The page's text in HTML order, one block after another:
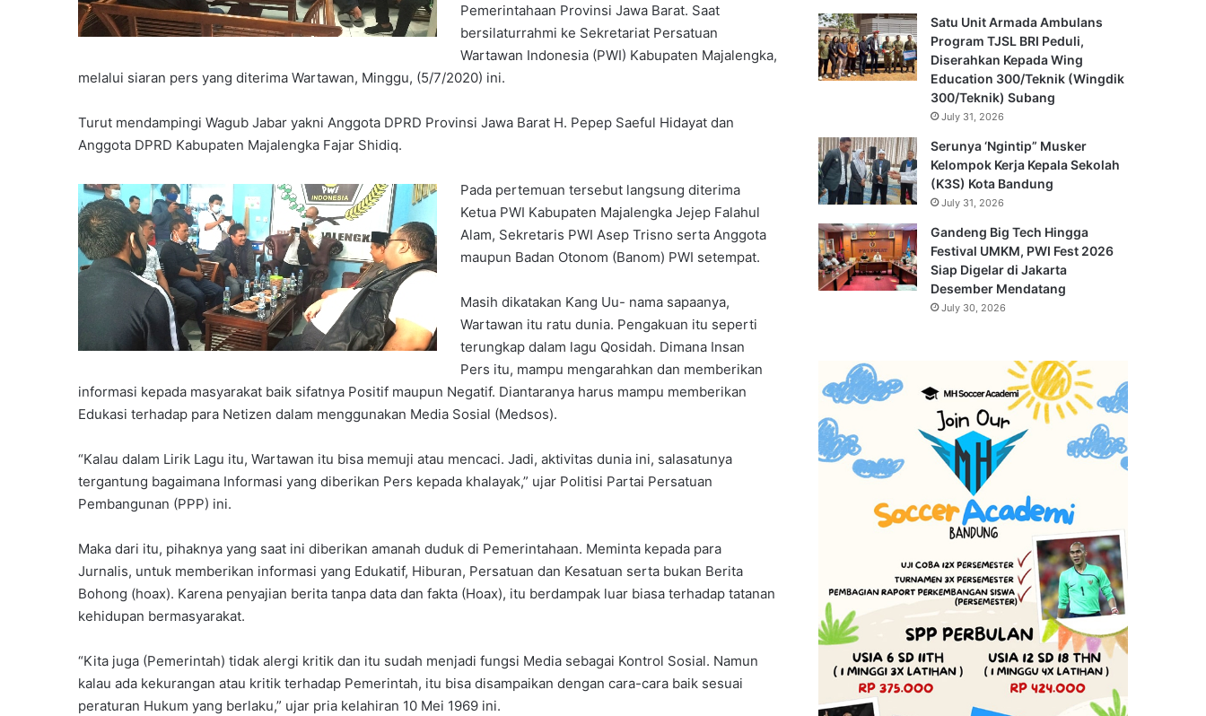
Pemerintahaan Provinsi Jawa Barat. Saat
bersilaturrahmi ke Sekretariat Persatuan
Wartawan Indonesia (PWI) Kabupaten Majalengka,
melalui siaran pers yang diterima Wartawan, Minggu, (5/7/2020) ini.
Turut mendampingi Wagub Jabar yakni Anggota DPRD Provinsi Jawa Barat H. Pepep Saeful Hidayat dan
Anggota DPRD Kabupaten Majalengka Fajar Shidiq.
Pada pertemuan tersebut langsung diterima
Ketua PWI Kabupaten Majalengka Jejep Falahul
Alam, Sekretaris PWI Asep Trisno serta Anggota
maupun Badan Otonom (Banom) PWI setempat.
Masih dikatakan Kang Uu- nama sapaanya,
Wartawan itu ratu dunia. Pengakuan itu seperti
terungkap dalam lagu Qosidah. Dimana Insan
Pers itu, mampu mengarahkan dan memberikan
informasi kepada masyarakat baik sifatnya Positif maupun Negatif. Diantaranya harus mampu memberikan
Edukasi terhadap para Netizen dalam menggunakan Media Sosial (Medsos).
“Kalau dalam Lirik Lagu itu, Wartawan itu bisa memuji atau mencaci. Jadi, aktivitas dunia ini, salasatunya
tergantung bagaimana Informasi yang diberikan Pers kepada khalayak,” ujar Politisi Partai Persatuan
Pembangunan (PPP) ini.
Maka dari itu, pihaknya yang saat ini diberikan amanah duduk di Pemerintahaan. Meminta kepada para
Jurnalis, untuk memberikan informasi yang Edukatif, Hiburan, Persatuan dan Kesatuan serta bukan Berita
Bohong (hoax). Karena penyajian berita tanpa data dan fakta (Hoax), itu berdampak luar biasa terhadap tatanan
kehidupan bermasyarakat.
“Kita juga (Pemerintah) tidak alergi kritik dan itu sudah menjadi fungsi Media sebagai Kontrol Sosial. Namun
kalau ada kekurangan atau kritik terhadap Pemerintah, itu bisa disampaikan dengan cara-cara baik sesuai
peraturan Hukum yang berlaku,” ujar pria kelahiran 10 Mei 1969 ini.
Satu Unit Armada Ambulans
Program TJSL BRI Peduli,
Diserahkan Kepada Wing
Education 300/Teknik (Wingdik
300/Teknik) Subang
July 31, 2026
Serunya ‘Ngintip” Musker
Kelompok Kerja Kepala Sekolah
(K3S) Kota Bandung
July 31, 2026
Gandeng Big Tech Hingga
Festival UMKM, PWI Fest 2026
Siap Digelar di Jakarta
Desember Mendatang
July 30, 2026